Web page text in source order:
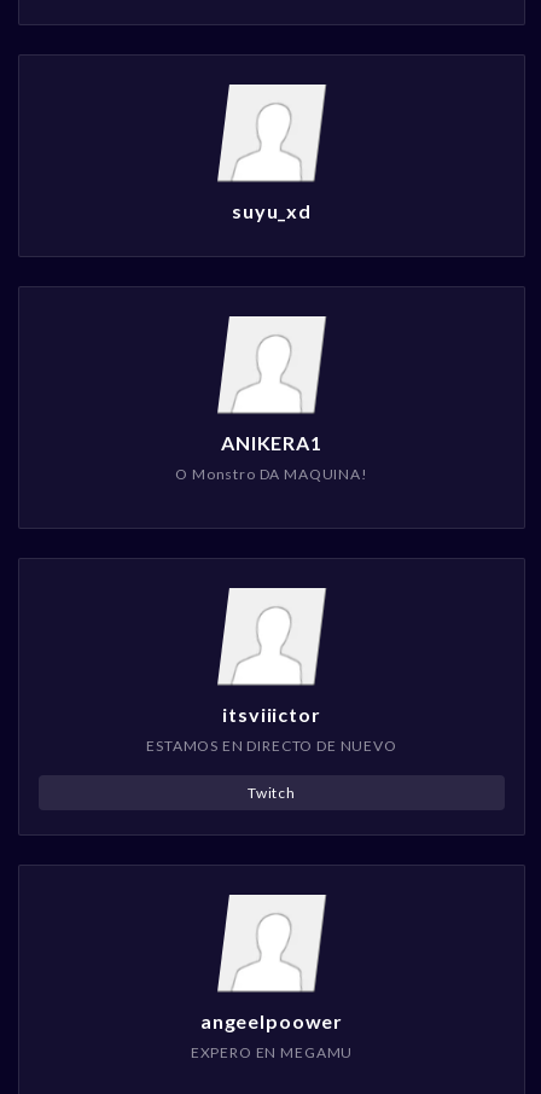
suyu_xd
ANIKERA1
O Monstro DA MAQUINA!
itsviiictor
ESTAMOS EN DIRECTO DE NUEVO
Twitch
angeelpoower
EXPERO EN MEGAMU